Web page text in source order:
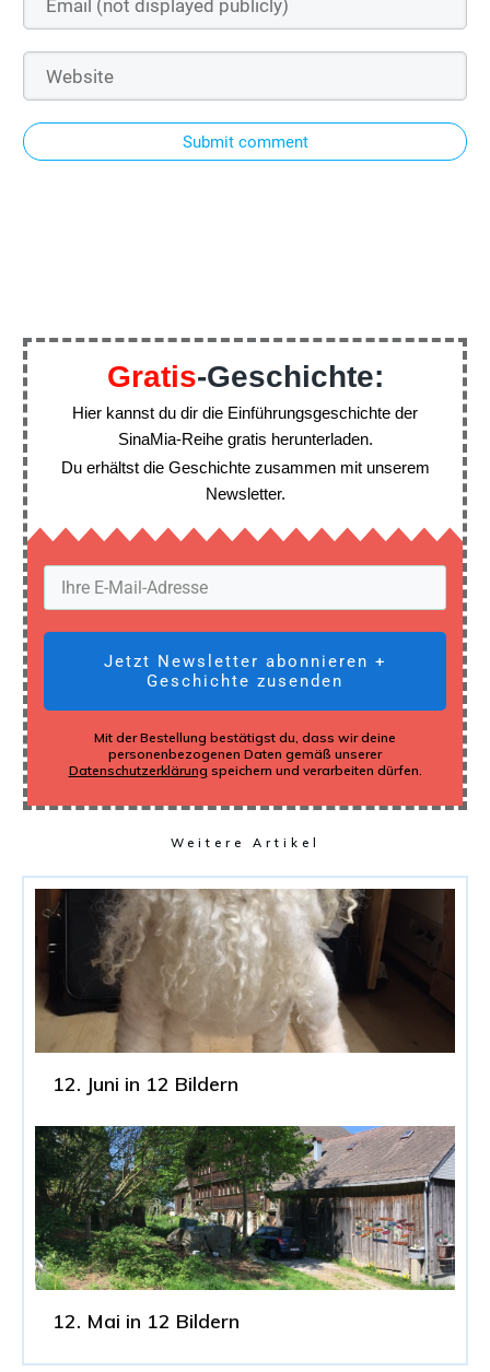
Submit comment
Gratis-Geschichte:
Hier kannst du dir die Einführungsgeschichte der
SinaMia-Reihe gratis herunterladen.
Du erhältst die Geschichte zusammen mit unserem
Newsletter.
Jetzt Newsletter abonnieren +
Geschichte zusenden
Mit der Bestellung bestätigst du, dass wir deine
personenbezogenen Daten gemäß unserer
Datenschutzerklärung speichern und verarbeiten dürfen.
Weitere Artikel
12. Juni in 12 Bildern
12. Mai in 12 Bildern